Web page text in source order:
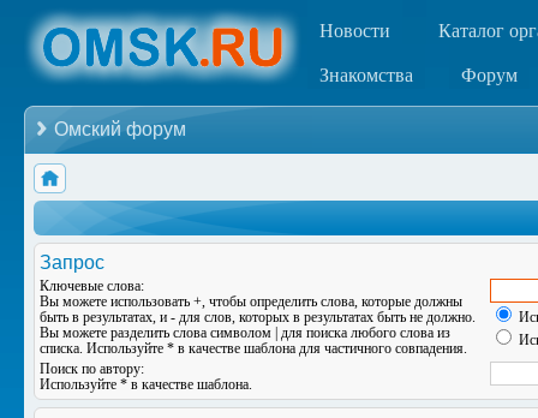
Новости Каталог
Знакомства Форум
Омский форум
Запрос
Ключевые слова:
Вы можете использовать +, чтобы определить слова, которые должны
быть в результатах, и - для слов, которых в результатах быть не должно.
Вы можете разделить слова символом для поиска любого слова из
списка. Используйте * в качестве шаблона для частичного совпадения.
Поиск по автору:
Используйте * в качестве шаблона.